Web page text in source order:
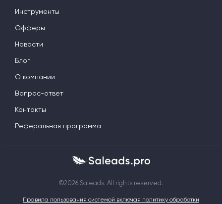
©2026 Saleads. All rights reserved.
Правила пользования системой включая политику обработки
Инструменты
Офферы
Новости
Блог
О компании
Вопрос-ответ
Контакты
Реферальная программа